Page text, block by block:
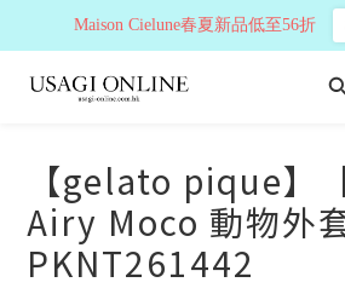
【gelato pique】
Airy Moco 動物外
PKNT261442
Maison Cielune春夏新品低至56折